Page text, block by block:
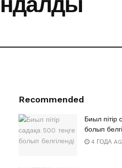
Recommended
Биыл пітір
болып
4 ГОДА